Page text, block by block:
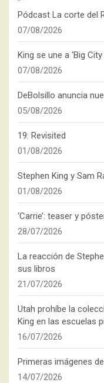
Pódcast La corte del
07/08/2026
King se une a ‘Big City
07/08/2026
DeBolsillo anuncia
05/08/2026
19: Revisited
01/08/2026
Stephen King y Sam
01/08/2026
‘Carrie’: teaser y
28/07/2026
La reacción de
sus libros
21/07/2026
Utah prohíbe la
King en las escuelas
16/07/2026
Primeras imágenes de
14/07/2026